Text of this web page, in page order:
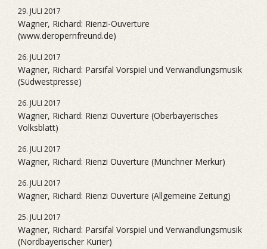
29. JULI 2017
Wagner, Richard: Rienzi-Ouverture
(www.deropernfreund.de)
26. JULI 2017
Wagner, Richard: Parsifal Vorspiel und Verwandlungsmusik
(Südwestpresse)
26. JULI 2017
Wagner, Richard: Rienzi Ouverture (Oberbayerisches
Volksblatt)
26. JULI 2017
Wagner, Richard: Rienzi Ouverture (Münchner Merkur)
26. JULI 2017
Wagner, Richard: Rienzi Ouverture (Allgemeine Zeitung)
25. JULI 2017
Wagner, Richard: Parsifal Vorspiel und Verwandlungsmusik
(Nordbayerischer Kurier)